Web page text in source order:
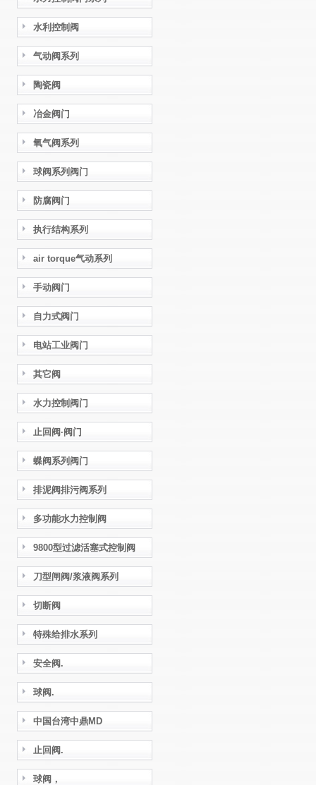
水利控制阀
气动阀系列
陶瓷阀
冶金阀门
氧气阀系列
球阀系列阀门
防腐阀门
执行结构系列
air torque气动系列
手动阀门
自力式阀门
电站工业阀门
其它阀
水力控制阀门
止回阀·阀门
蝶阀系列阀门
排泥阀排污阀系列
多功能水力控制阀
9800型过滤活塞式控制阀
刀型闸阀/浆液阀系列
切断阀
特殊给排水系列
安全阀.
球阀.
中国台湾中鼎MD
止回阀.
球阀，